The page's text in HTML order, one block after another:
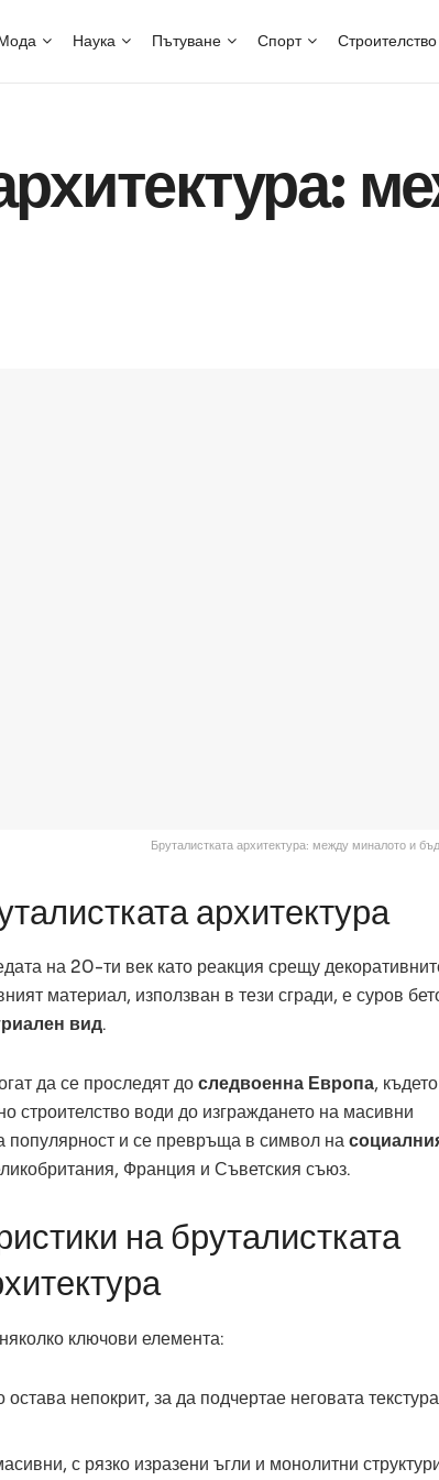
Наука Пътуване Спорт Строителство
Бруталистката архитектура: между миналото и
архитектура
на 20-ти век като реакция срещу
материал, използван в тези сгради, е суров
вид.
да се проследят доследвоенна Европа, където
строителство води до изграждането на масивни
популярност и се превръща в символ на
Франция и Съветския съюз.
на бруталистката
ключови елемента:
непокрит, за да подчертае неговата
с рязко изразени ъгли и монолитни